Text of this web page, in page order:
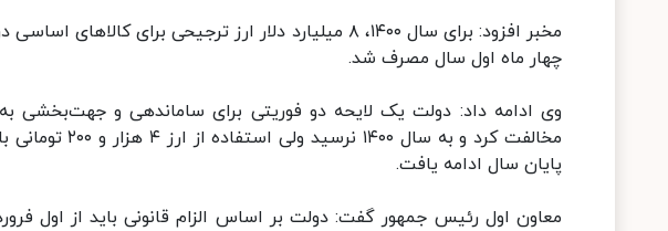
مخبر افزود: برای سال ۱۴۰۰، ۸ میلیارد دلار ارز ترجیحی
چهار ماه اول سال مصرف شد.
وی ادامه داد: دولت یک لایحه دو فوریتی برای ساماندهی و جهت‌بخشی
مخالفت کرد و به
پایان سال ادامه یافت‌.